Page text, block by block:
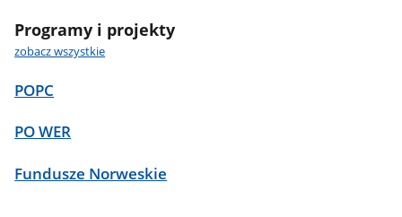
Programy i projekty
zobacz wszystkie
POPC
PO WER
Fundusze Norweskie